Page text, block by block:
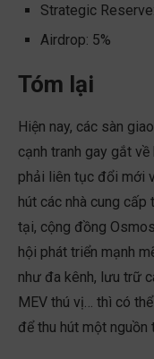
Strategic
Airdrop: 5%
Tóm lại
Hiện nay, các sàn
cạnh tranh gay gắt
phải liên tục đổi mới
hút các nhà cung cấp
tại, cộng đồng
hội phát triển mạnh
như đa kênh, lưu trữ
MEV thú vị… thì có
để thu hút một nguồn